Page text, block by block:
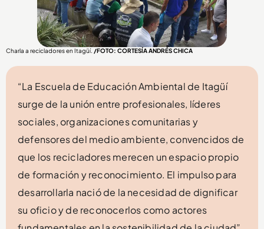
Charla a recicladores en Itagüí. /FOTO: CORTESÍA ANDRÉS CHICA
“La Escuela de Educación Ambiental de Itagüí
surge de la unión entre profesionales, líderes
sociales, organizaciones comunitarias y
defensores del medio ambiente, convencidos de
que los recicladores merecen un espacio propio
de formación y reconocimiento. El impulso para
desarrollarla nació de la necesidad de dignificar
su oficio y de reconocerlos como actores